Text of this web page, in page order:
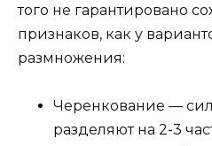
того не гарантировано
признаков, как у
размножения:
Черенкование —
разделяют на 2-3